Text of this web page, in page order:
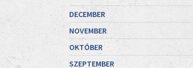
DECEMBER
NOVEMBER
OKTÓBER
SZEPTEMBER